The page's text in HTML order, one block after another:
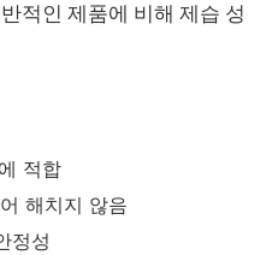
적인 제품에 비해 제습 성
적합
해치지 않음
정성